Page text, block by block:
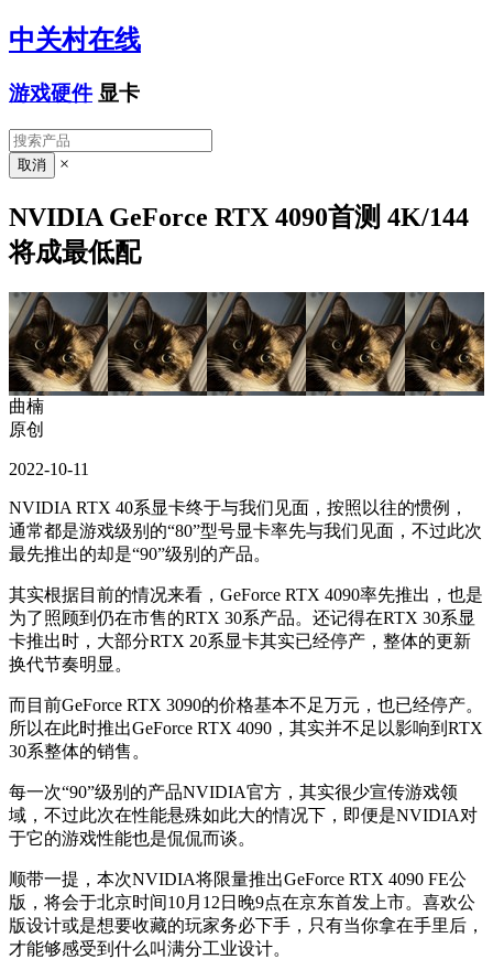
中关村在线
游戏硬件 显卡
×
NVIDIA GeForce RTX 4090首测 4K/144
将成最低配
曲楠
原创
2022-10-11
NVIDIA RTX 40系显卡终于与我们见面，按照以往的惯例，
通常都是游戏级别的“80”型号显卡率先与我们见面，不过此次
最先推出的却是“90”级别的产品。
其实根据目前的情况来看，GeForce RTX 4090率先推出，也是
为了照顾到仍在市售的RTX 30系产品。还记得在RTX 30系显
卡推出时，大部分RTX 20系显卡其实已经停产，整体的更新
换代节奏明显。
而目前GeForce RTX 3090的价格基本不足万元，也已经停产。
所以在此时推出GeForce RTX 4090，其实并不足以影响到RTX
30系整体的销售。
每一次“90”级别的产品NVIDIA官方，其实很少宣传游戏领
域，不过此次在性能悬殊如此大的情况下，即便是NVIDIA对
于它的游戏性能也是侃侃而谈。
顺带一提， 本次NVIDIA将限量推出GeForce RTX 4090 FE公
版，将会于北京时间10月12日晚9点在京东首发上市。喜欢公
版设计或是想要收藏的玩家务必下手，只有当你拿在手里后，
才能够感受到什么叫满分工业设计。